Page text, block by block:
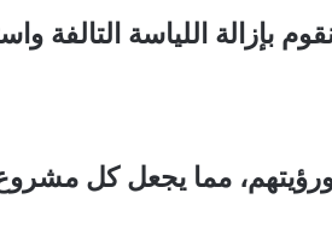
اللياسة التالفة
مما يجعل كل